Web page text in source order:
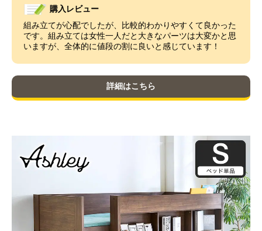
購入レビュー
組み立てが心配でしたが、比較的わかりやすくて良かった
です。組み立ては女性一人だと大きなパーツは大変かと思
いますが、全体的に値段の割に良いと感じています！
詳細はこちら